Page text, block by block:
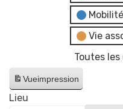
Mobilité
Vie
Toutes
Vueimpression
Lieu